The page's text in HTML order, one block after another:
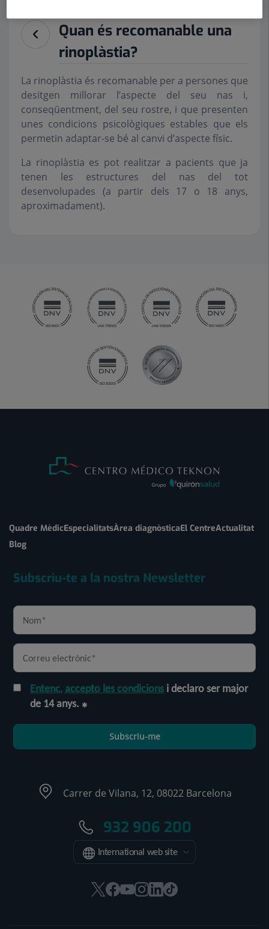
Quan és recomanable una
rinoplàstia?
La rinoplàstia és recomanable per a persones que
desitgen millorar l’aspecte del seu nas i,
conseqüentment, del seu rostre, i que presenten
unes condicions psicològiques estables que els
permetin adaptar-se bé al canvi d’aspecte físic.
La rinoplàstia es pot realitzar a pacients que ja
tenen les estructures del nas del tot
desenvolupades (a partir dels 17 o 18 anys,
aproximadament).
Quadre MèdicEspecialitatsÀrea diagnòsticaEl CentreActualitat
Blog
Subscriu-te a la nostra Newsletter
Entenc, accepto les condicions i declaro ser major
de 14 anys.
Subscriu-me
Carrer de Vilana, 12, 08022 Barcelona
932 906 200
International web site
AquestAquestAquestAquest
AquestEnllaç